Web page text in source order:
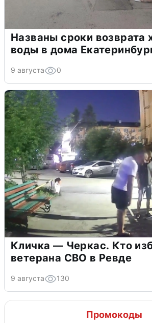
Названы сроки возврата
воды в дома
9 августа 0
Кличка — Черкас. Кто
ветерана СВО в Ревде
9 августа 130
Промокоды